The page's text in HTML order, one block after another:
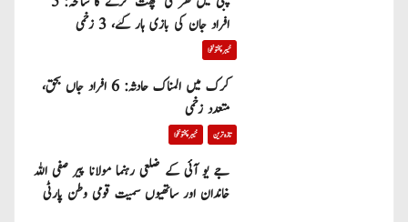
افراد جان کی بازی ہار گئے، 3 زخمی
خیبر پختونخوا
کرک میں المناک حادثہ: 6 افراد جاں بحق،
متعدد زخمی
تازہ ترین خیبر پختونخوا
جے یو آئی کے ضلعی رہنما مولانا پیر صفی اللہ
خاندان اور ساتھیوں سمیت قومی وطن پارٹی